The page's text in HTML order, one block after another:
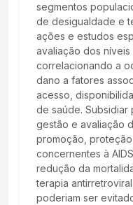
segmentos
de desigualdade e
ações e estudos
avaliação dos
correlacionando a
dano a fatores
acesso,
de saúde. Subsidiar
gestão e avaliação
promoção,
concernentes à
redução da
terapia
poderiam ser